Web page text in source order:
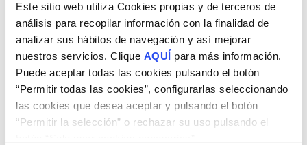
Este sitio web utiliza Cookies propias y de terceros de
análisis para recopilar información con la finalidad de
analizar sus hábitos de navegación y así mejorar
nuestros servicios. Clique AQUÍ para más información.
Puede aceptar todas las cookies pulsando el botón
“Permitir todas las cookies”, configurarlas seleccionando
las cookies que desea aceptar y pulsando el botón
“Permitir la selección” o rechazar su uso pulsando el
Transparencia
En TucoBan no nos gusta la letra pequeña. Te lo